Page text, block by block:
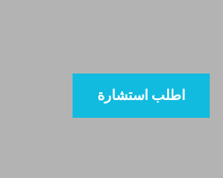
اطلب استشارة